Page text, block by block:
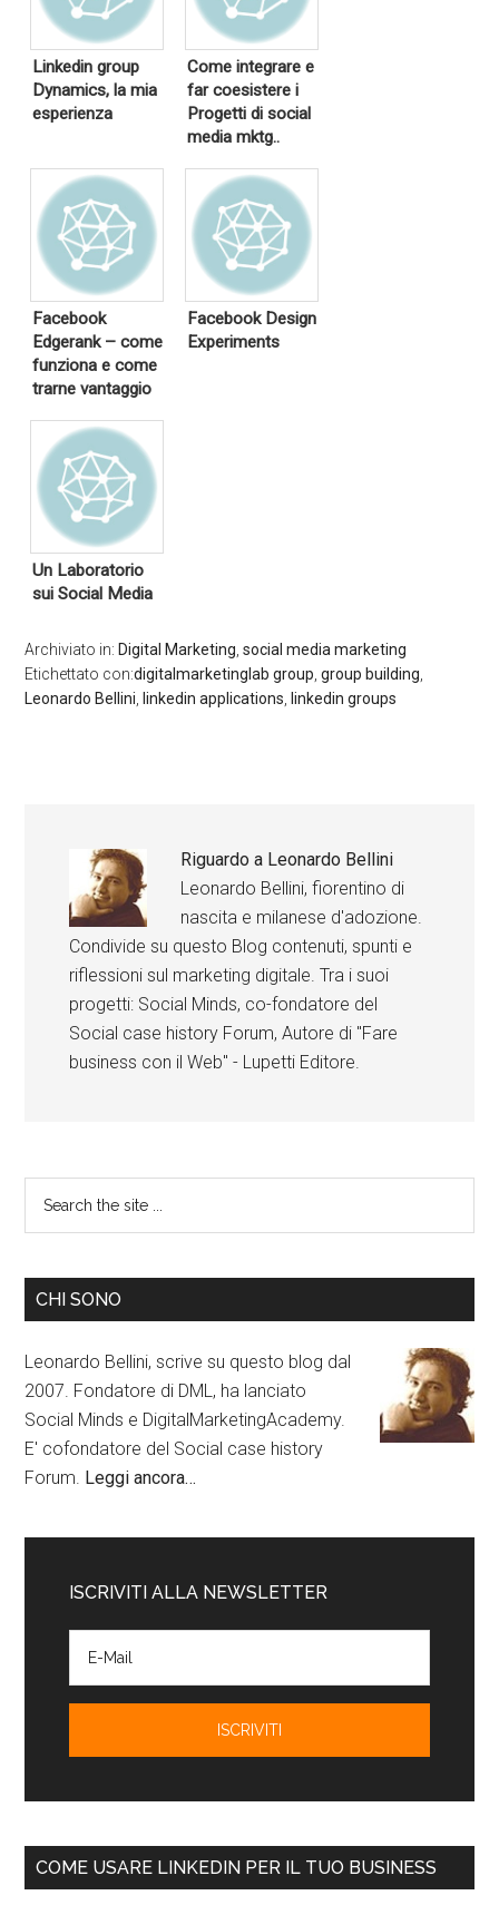
Linkedin group
Dynamics, la mia
esperienza
Come integrare e
far coesistere i
Progetti di social
media mktg..
Facebook
Edgerank – come
funziona e come
trarne vantaggio
Facebook Design
Experiments
Un Laboratorio
sui Social Media
Archiviato in: Digital Marketing,social media marketing
Etichettato con:digitalmarketinglab group,group building,
Leonardo Bellini, linkedin applications, linkedin groups
Riguardo a Leonardo Bellini
Leonardo Bellini, fiorentino di
nascita e milanese d'adozione.
Condivide su questo Blog contenuti, spunti e
riflessioni sul marketing digitale. Tra i suoi
progetti: Social Minds, co-fondatore del
Social case history Forum, Autore di "Fare
business con il Web" - Lupetti Editore.
CHI SONO
Leonardo Bellini, scrive su questo blog dal
2007. Fondatore di DML, ha lanciato
Social Minds e DigitalMarketingAcademy.
E' cofondatore del Social case history
Forum. Leggi ancora…
ISCRIVITI ALLA NEWSLETTER
COME USARE LINKEDIN PER IL TUO BUSINESS